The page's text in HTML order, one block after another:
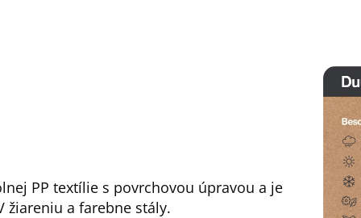
PP textílie s povrchovou úpravou a je
žiareniu a farebne stály.